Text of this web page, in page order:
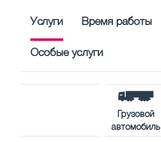
Услуги Время работы
Особые услуги
Грузовой
автомобиль